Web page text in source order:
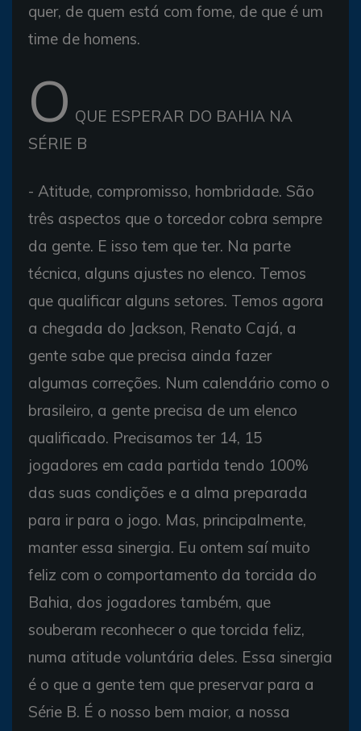
quer, de quem está com fome, de que é um
time de homens.
O QUE ESPERAR DO BAHIA NA
SÉRIE B
- Atitude, compromisso, hombridade. São
três aspectos que o torcedor cobra sempre
da gente. E isso tem que ter. Na parte
técnica, alguns ajustes no elenco. Temos
que qualificar alguns setores. Temos agora
a chegada do Jackson, Renato Cajá, a
gente sabe que precisa ainda fazer
algumas correções. Num calendário como o
brasileiro, a gente precisa de um elenco
qualificado. Precisamos ter 14, 15
jogadores em cada partida tendo 100%
das suas condições e a alma preparada
para ir para o jogo. Mas, principalmente,
manter essa sinergia. Eu ontem saí muito
feliz com o comportamento da torcida do
Bahia, dos jogadores também, que
souberam reconhecer o que torcida feliz,
numa atitude voluntária deles. Essa sinergia
é o que a gente tem que preservar para a
Série B. É o nosso bem maior, a nossa